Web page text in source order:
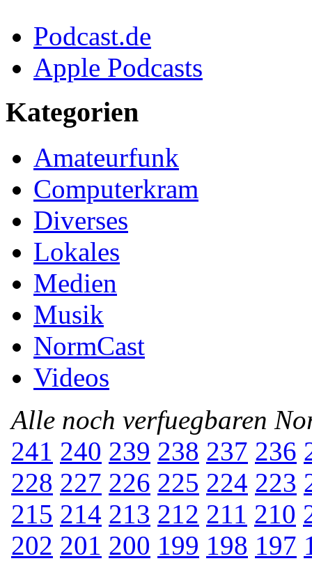
Podcast.de
Apple Podcasts
Kategorien
Amateurfunk
Computerkram
Diverses
Lokales
Medien
Musik
NormCast
Videos
Alle noch verfuegbaren
241 240 239 238 237 236
228 227 226 225 224 223
215 214 213 212 211 210
202 201 200 199 198 197